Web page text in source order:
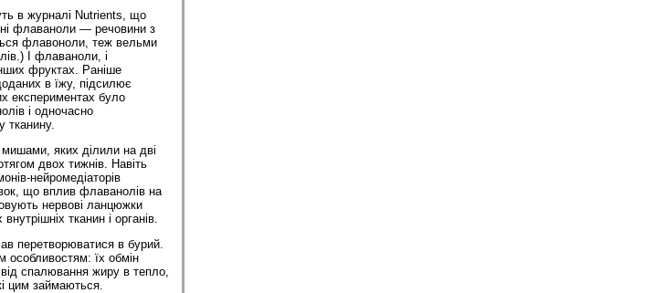
в журналі Nutrients, що
флаваноли — речовини з
флавоноли, теж вельми
І флаваноли, і
фруктах. Раніше
в їжу, підсилює
експериментах було
і одночасно
тканину.
яких ділили на дві
двох тижнів. Навіть
нейромедіаторів
що вплив флаванолів на
нервові ланцюжки
тканин і органів.
перетворюватися в бурий.
особливостям: їх обмін
спалювання жиру в тепло,
цим займаються.